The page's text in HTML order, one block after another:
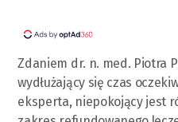
Zdaniem dr. n. med. Piotra
wydłużający się czas
eksperta, niepokojący jest